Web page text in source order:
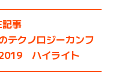
事
テクノロジーカンフ
2019 ハイライト